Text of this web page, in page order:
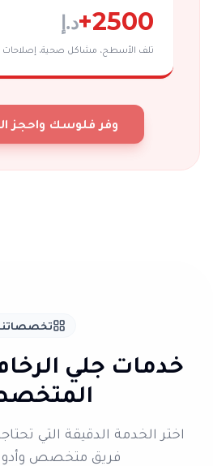
2500+ د.إ
تلف الأسطح، مشاكل صحية، إصلاحات
وفر فلوسك واحجز
خدمات جلي
اختر الخدمة الدقيقة التي
فريق متخصص